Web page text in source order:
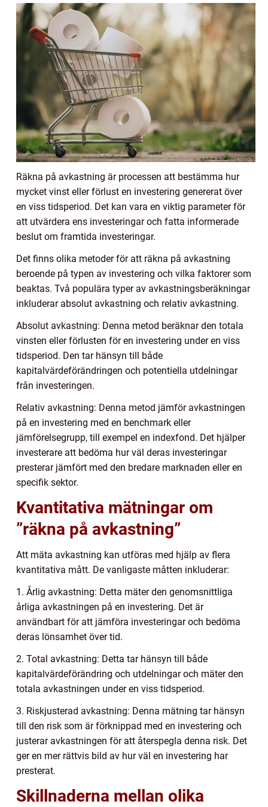
Räkna på avkastning är processen att bestämma hur
mycket vinst eller förlust en investering genererat över
en viss tidsperiod. Det kan vara en viktig parameter för
att utvärdera ens investeringar och fatta informerade
beslut om framtida investeringar.
Det finns olika metoder för att räkna på avkastning
beroende på typen av investering och vilka faktorer som
beaktas. Två populära typer av avkastningsberäkningar
inkluderar absolut avkastning och relativ avkastning.
Absolut avkastning: Denna metod beräknar den totala
vinsten eller förlusten för en investering under en viss
tidsperiod. Den tar hänsyn till både
kapitalvärdeförändringen och potentiella utdelningar
från investeringen.
Relativ avkastning: Denna metod jämför avkastningen
på en investering med en benchmark eller
jämförelsegrupp, till exempel en indexfond. Det hjälper
investerare att bedöma hur väl deras investeringar
presterar jämfört med den bredare marknaden eller en
specifik sektor.
Kvantitativa mätningar om
”räkna på avkastning”
Att mäta avkastning kan utföras med hjälp av flera
kvantitativa mått. De vanligaste måtten inkluderar:
1. Årlig avkastning: Detta mäter den genomsnittliga
årliga avkastningen på en investering. Det är
användbart för att jämföra investeringar och bedöma
deras lönsamhet över tid.
2. Total avkastning: Detta tar hänsyn till både
kapitalvärdeförändring och utdelningar och mäter den
totala avkastningen under en viss tidsperiod.
3. Riskjusterad avkastning: Denna mätning tar hänsyn
till den risk som är förknippad med en investering och
justerar avkastningen för att återspegla denna risk. Det
ger en mer rättvis bild av hur väl en investering har
presterat.
Skillnaderna mellan olika